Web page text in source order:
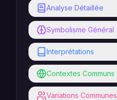
Analyse Détaillée
Symbolisme Général
Interprétations
Contextes Communs
Variations Communes